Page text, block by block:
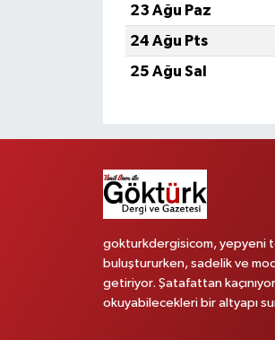
23 Ağu Paz
24 Ağu Pts
25 Ağu Sal
gokturkdergisicom, yepyeni
buluştururken, sadelik ve
getiriyor. Şatafattan
okuyabilecekleri bir altyapı